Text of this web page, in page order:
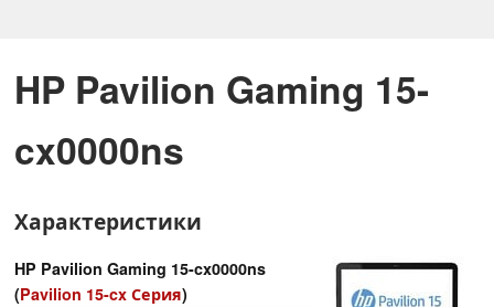
HP Pavilion Gaming 15-
cx0000ns
Характеристики
HP Pavilion Gaming 15-cx0000ns
(Pavilion 15-cx Серия)